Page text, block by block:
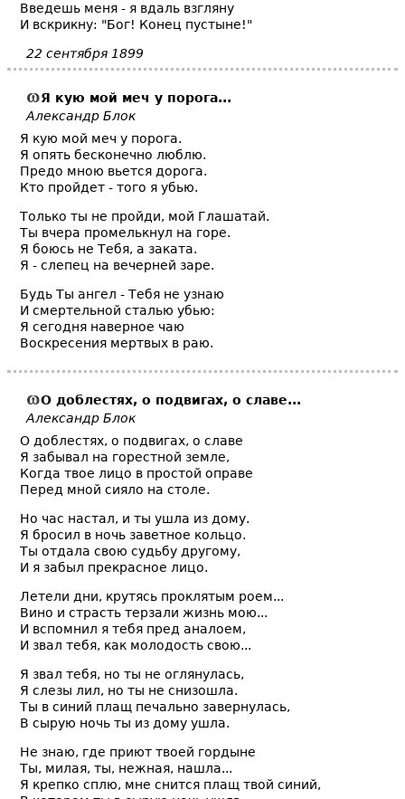
Введешь меня - я вдаль взгляну
И вскрикну: "Бог! Конец пустыне!"
22 сентября 1899
Я кую мой меч у порога...
Александр Блок
Я кую мой меч у порога.
Я опять бесконечно люблю.
Предо мною вьется дорога.
Кто пройдет - того я убью.
Только ты не пройди, мой Глашатай.
Ты вчера промелькнул на горе.
Я боюсь не Тебя, а заката.
Я - слепец на вечерней заре.
Будь Ты ангел - Тебя не узнаю
И смертельной сталью убью:
Я сегодня наверное чаю
Воскресения мертвых в раю.
О доблестях, о подвигах, о славе...
Александр Блок
О доблестях, о подвигах, о славе
Я забывал на горестной земле,
Когда твое лицо в простой оправе
Перед мной сияло на столе.
Но час настал, и ты ушла из дому.
Я бросил в ночь заветное кольцо.
Ты отдала свою судьбу другому,
И я забыл прекрасное лицо.
Летели дни, крутясь проклятым роем...
Вино и страсть терзали жизнь мою...
И вспомнил я тебя пред аналоем,
И звал тебя, как молодость свою...
Я звал тебя, но ты не оглянулась,
Я слезы лил, но ты не снизошла.
Ты в синий плащ печально завернулась,
В сырую ночь ты из дому ушла.
Не знаю, где приют твоей гордыне
Ты, милая, ты, нежная, нашла...
Я крепко сплю, мне снится плащ твой синий,